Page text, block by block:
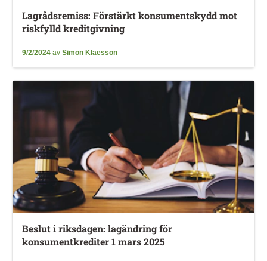
Lagrådsremiss: Förstärkt konsumentskydd mot
riskfylld kreditgivning
9/2/2024 av Simon Klaesson
Beslut i riksdagen: lagändring för
konsumentkrediter 1 mars 2025